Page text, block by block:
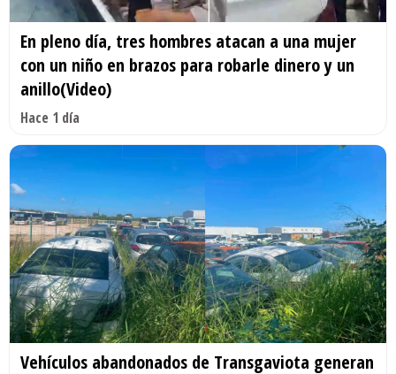
En pleno día, tres hombres atacan a una mujer
con un niño en brazos para robarle dinero y un
anillo(Video)
Hace 1 día
Vehículos abandonados de Transgaviota generan